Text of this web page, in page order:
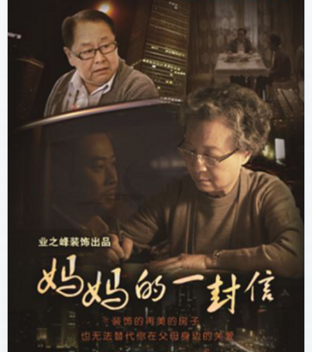
家居风水 家居欣赏
时尚饰家 装修设计
家具知识 家居文化
家装攻略